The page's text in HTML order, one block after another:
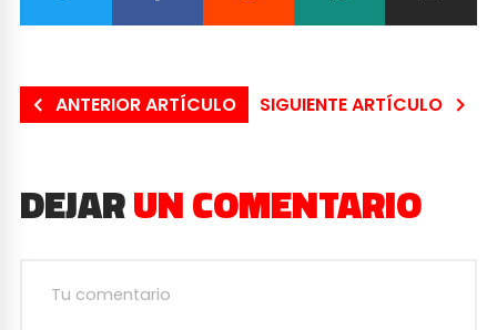
ANTERIOR ARTÍCULO SIGUIENTE ARTÍCULO
DEJARUN COMENTARIO